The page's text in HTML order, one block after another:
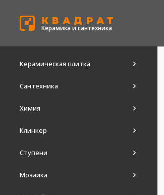
КВАДРАТ
Керамика и сантехника
Керамическая плитка
Сантехника
Химия
Клинкер
Ступени
Мозаика